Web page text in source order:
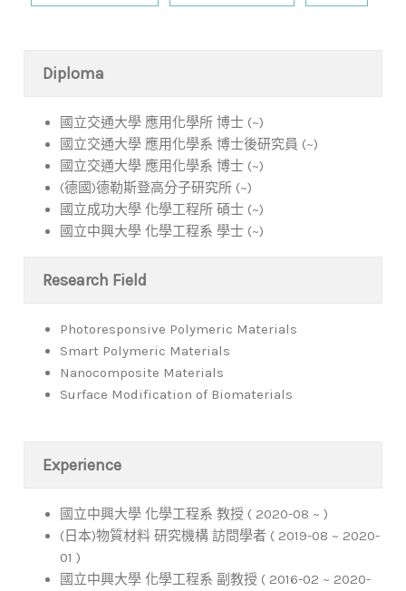
Diploma
國立交通大學 應用化學所 博士 (~)
國立交通大學 應用化學系 博士後研究員 (~)
國立交通大學 應用化學系 博士 (~)
(德國)德勒斯登高分子研究所 (~)
國立成功大學 化學工程所 碩士 (~)
國立中興大學 化學工程系 學士 (~)
Research Field
Photoresponsive Polymeric Materials
Smart Polymeric Materials
Nanocomposite Materials
Surface Modification of Biomaterials
Experience
國立中興大學 化學工程系 教授 ( 2020-08 ~ )
(日本)物質材料 研究機構 訪問學者 ( 2019-08 ~ 2020-
01 )
國立中興大學 化學工程系 副教授 ( 2016-02 ~ 2020-